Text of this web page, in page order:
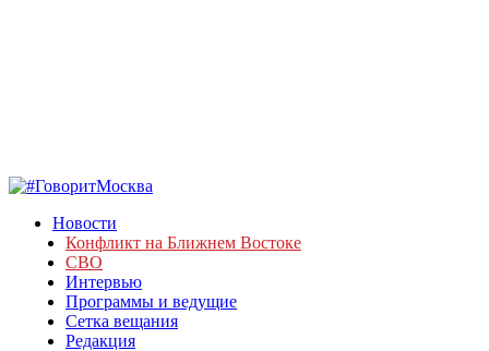
Новости
Конфликт на Ближнем Востоке
СВО
Интервью
Программы и ведущие
Сетка вещания
Редакция